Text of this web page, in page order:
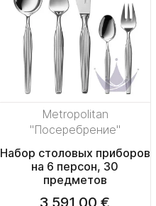
Metropolitan
"Посеребрение"
Набор столовых приборов
на 6 персон, 30
предметов
3 591,00 €